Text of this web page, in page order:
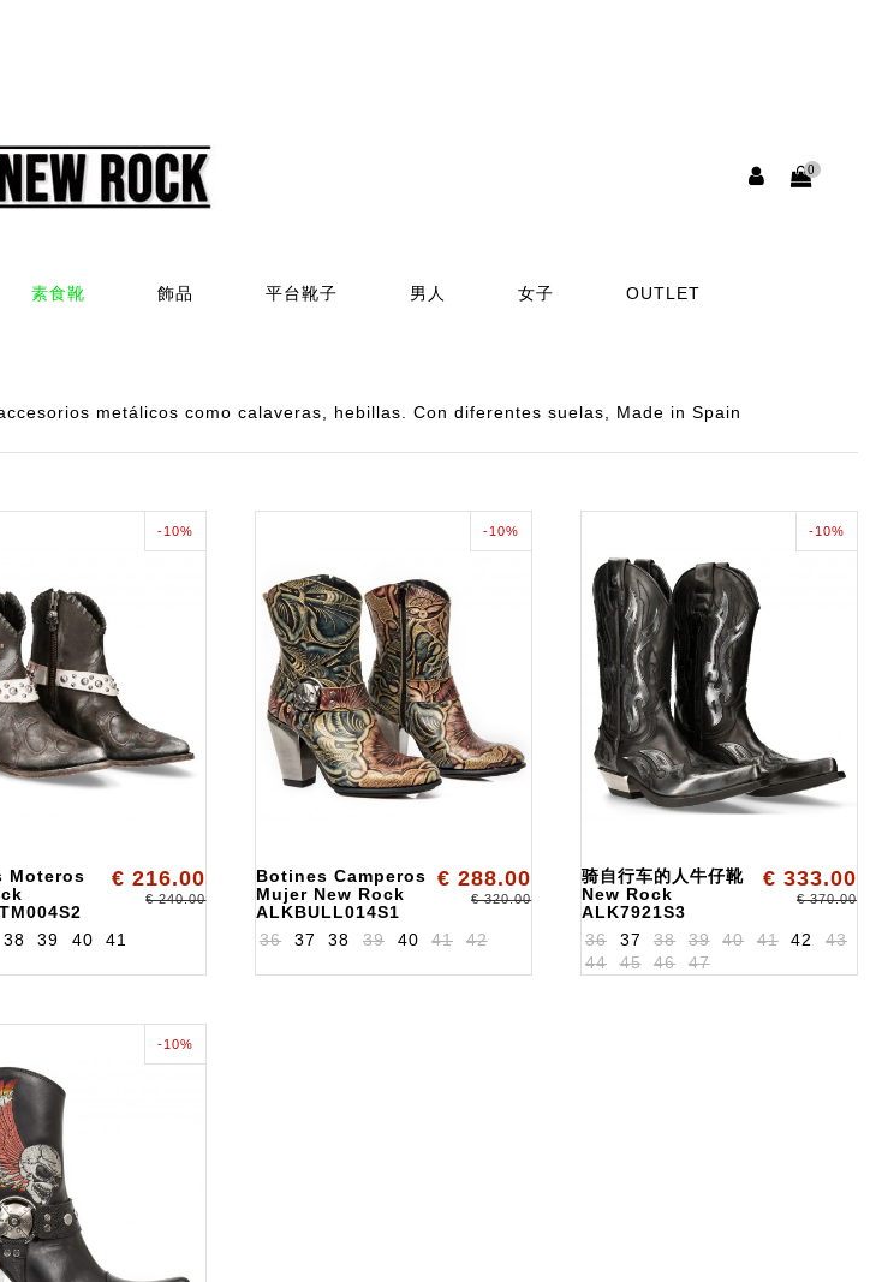
0
素食靴 飾品 平台靴子 男人 女子 OUTLET
metálicos como calaveras, hebillas. Con diferentes suelas, Made in Spain
-10%
Moteros
€ 216.00
€ 240.00
38 39 40 41
-10%
Botines Camperos
Mujer New Rock
ALKBULL014S1
€ 288.00
€ 320.00
36 37 38 39 40 41 42
-10%
骑自行车的人牛仔靴
New Rock
ALK7921S3
€ 333.00
€ 370.00
36 37 38 39 40 41 42
43
44
45 46 47
-10%